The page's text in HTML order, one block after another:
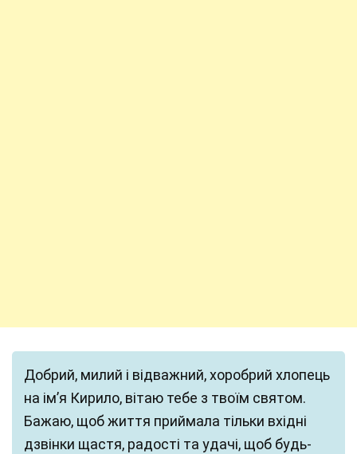
Добрий, милий і відважний, хоробрий хлопець
на ім’я Кирило, вітаю тебе з твоїм святом.
Бажаю, щоб життя приймала тільки вхідні
дзвінки щастя, радості та удачі, щоб будь-